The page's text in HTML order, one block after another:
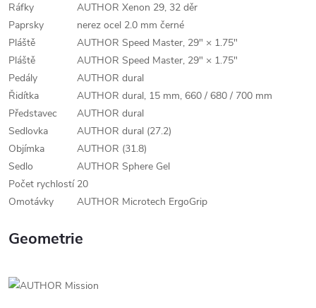
Ráfky
AUTHOR Xenon 29, 32 děr
Paprsky
nerez ocel 2.0 mm černé
Pláště
AUTHOR Speed Master, 29" × 1.75"
Pláště
AUTHOR Speed Master, 29" × 1.75"
Pedály
AUTHOR dural
Řidítka
AUTHOR dural, 15 mm, 660 / 680 / 700 mm
Představec
AUTHOR dural
Sedlovka
AUTHOR dural (27.2)
Objímka
AUTHOR (31.8)
Sedlo
AUTHOR Sphere Gel
Počet rychlostí 20
Omotávky
AUTHOR Microtech ErgoGrip
Geometrie